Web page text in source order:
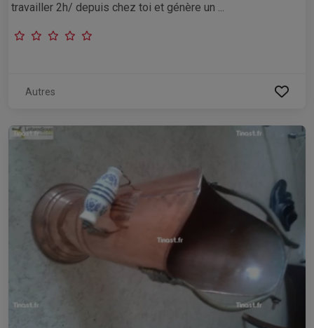
travailler 2h/ depuis chez toi et génère un ...
Autres